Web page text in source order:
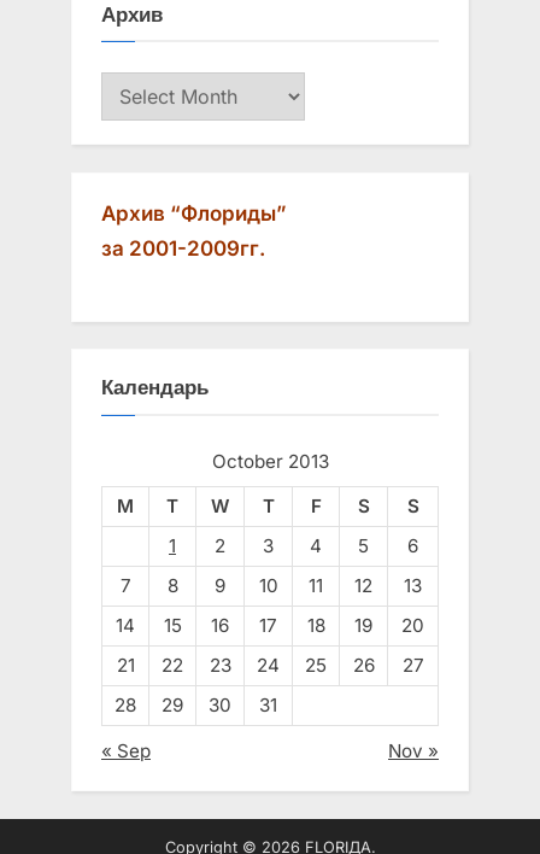
Архив
Архив
Архив “Флориды”
за 2001-2009гг.
Календарь
October 2013
M
T W T F S
S
1
2 3 4 5
6
7
8 9 10 11 12
13
14
15 16 17 18 19
20
21
22 23 24 25 26
27
28
29 30
31
« Sep
Nov »
Copyright © 2026 FLORIДА.